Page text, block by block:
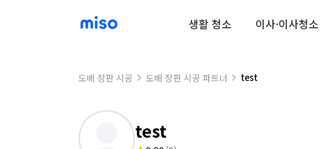
생활 청소 이사·이사청소
도배 장판 시공 도배 장판 시공 파트너 test
test